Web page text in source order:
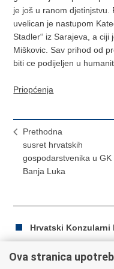
je još u ranom djetinjstvu.
uvelican je nastupom
Stadler“ iz Sarajeva, a ciji
Miškovic. Sav prihod od
biti ce podijeljen u
Priopćenja
Prethodna
susret hrvatskih
gospodarstvenika u GK
Banja Luka
Hrvatski Konzularni
Ova stranica